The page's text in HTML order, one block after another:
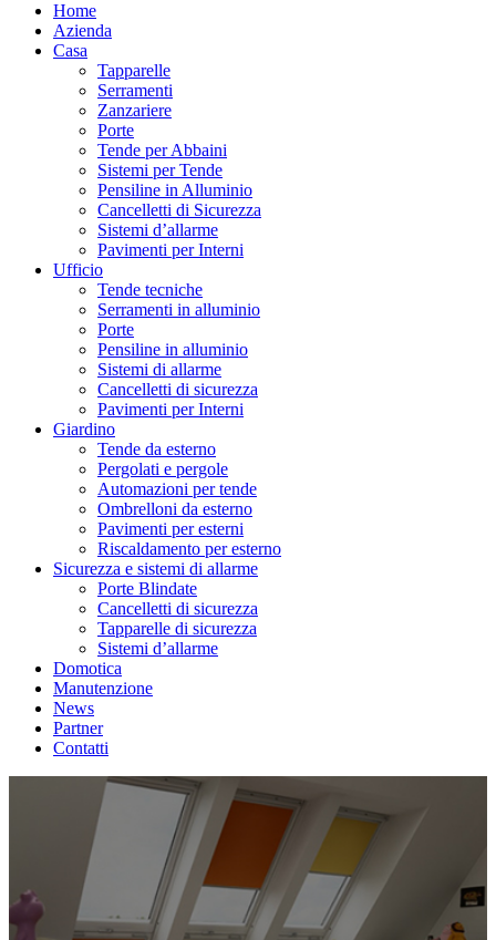
Home
Azienda
Casa
Tapparelle
Serramenti
Zanzariere
Porte
Tende per Abbaini
Sistemi per Tende
Pensiline in Alluminio
Cancelletti di Sicurezza
Sistemi d’allarme
Pavimenti per Interni
Ufficio
Tende tecniche
Serramenti in alluminio
Porte
Pensiline in alluminio
Sistemi di allarme
Cancelletti di sicurezza
Pavimenti per Interni
Giardino
Tende da esterno
Pergolati e pergole
Automazioni per tende
Ombrelloni da esterno
Pavimenti per esterni
Riscaldamento per esterno
Sicurezza e sistemi di allarme
Porte Blindate
Cancelletti di sicurezza
Tapparelle di sicurezza
Sistemi d’allarme
Domotica
Manutenzione
News
Partner
Contatti